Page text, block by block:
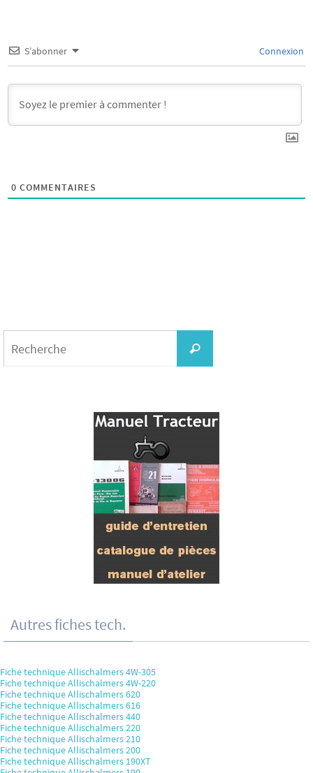
S’abonner Connexion
0 COMMENTAIRES
Recherche
Autres fiches tech.
Fiche technique Allischalmers 4W-305
Fiche technique Allischalmers 4W-220
Fiche technique Allischalmers 620
Fiche technique Allischalmers 616
Fiche technique Allischalmers 440
Fiche technique Allischalmers 220
Fiche technique Allischalmers 210
Fiche technique Allischalmers 200
Fiche technique Allischalmers 190XT